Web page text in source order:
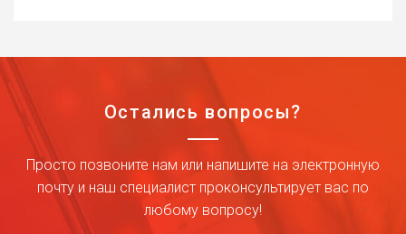
Остались вопросы?
Просто позвоните нам или напишите на электронную
почту и наш специалист проконсультирует вас по
любому вопросу!